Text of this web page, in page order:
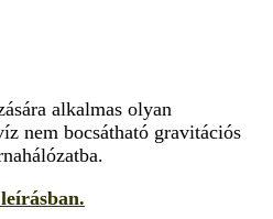
alkalmas olyan
nem bocsátható gravitációs